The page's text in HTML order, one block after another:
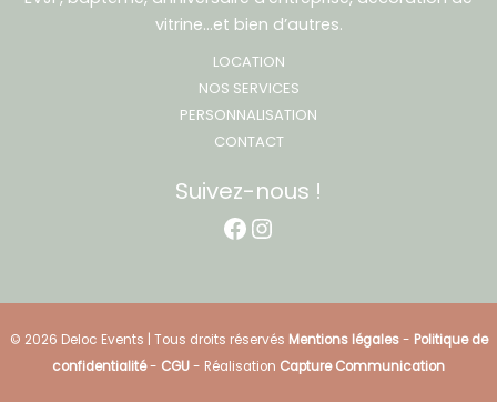
vitrine…et bien d’autres.
LOCATION
NOS SERVICES
PERSONNALISATION
CONTACT
Suivez-nous !
Facebook
Instagram
© 2026 Deloc Events | Tous droits réservés Mentions légales- Politique de
confidentialité- CGU- Réalisation Capture Communication